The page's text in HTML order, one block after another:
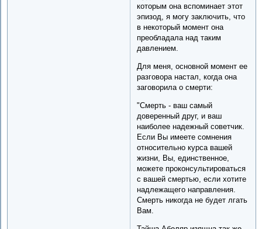
которым она вспоминает этот
эпизод, я могу заключить, что
в некоторый момент она
преобладала над таким
давлением.
Для меня, основной момент ее
разговора настал, когда она
заговорила о смерти:
"Смерть - ваш самый
доверенный друг, и ваш
наиболее надежный советчик.
Если Вы имеете сомнения
относительно курса вашей
жизни, Вы, единственное,
можете проконсультироваться
с вашей смертью, если хотите
надлежащего направления.
Смерть никогда не будет лгать
Вам.